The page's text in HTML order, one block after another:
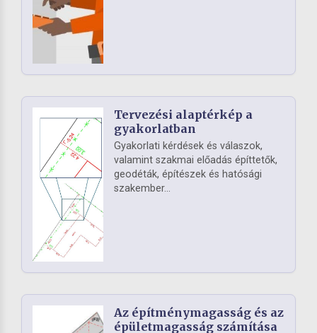
Tervezési alaptérkép a
gyakorlatban
Gyakorlati kérdések és válaszok,
valamint szakmai előadás építtetők,
geodéták, építészek és hatósági
szakember...
Az építménymagasság és az
épületmagasság számítása